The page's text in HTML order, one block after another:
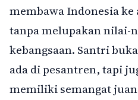
membawa Indonesia
tanpa melupakan nilai-
kebangsaan. Santri
ada di pesantren, tapi
memiliki semangat